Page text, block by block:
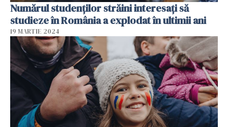
Numărul studenților străini interesați să
studieze în România a explodat în ultimii ani
19 MARTIE 2024